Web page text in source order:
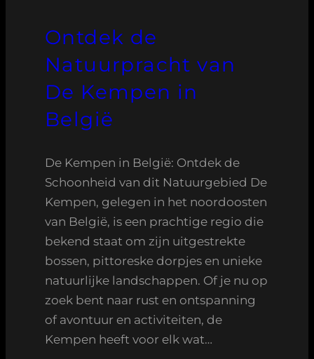
Ontdek de
Natuurpracht van
De Kempen in
België
De Kempen in België: Ontdek de
Schoonheid van dit Natuurgebied De
Kempen, gelegen in het noordoosten
van België, is een prachtige regio die
bekend staat om zijn uitgestrekte
bossen, pittoreske dorpjes en unieke
natuurlijke landschappen. Of je nu op
zoek bent naar rust en ontspanning
of avontuur en activiteiten, de
Kempen heeft voor elk wat…